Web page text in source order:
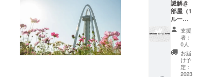
効期限
は2023
年12月
31日ま
でとさ
せてい
ただき
ます。
※「備考
欄」に
解いた
謎を入
力して
応募し
てくだ
さい！
正解し
解いた
謎を入
力して
応募し
てくだ
さい！
正解す
るとリ
ターン
正解す
るとリ
ターン
がグ
レード
アップ
し、人
数無制
限で1
ます。
このプ
ランに
ご応募
いただ
いた方
は、敷
地内の
定めた
出店ス
謎解き
部屋（1
ルー
ム）制
作権 謎
解き作
家さん
や目指
してい
る中に
支援
者：
0人
お届
け予
定：
2023